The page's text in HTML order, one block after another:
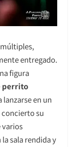
múltiples,
entregado.
figura
perrito
lanzarse en un
su
varios
sala rendida y